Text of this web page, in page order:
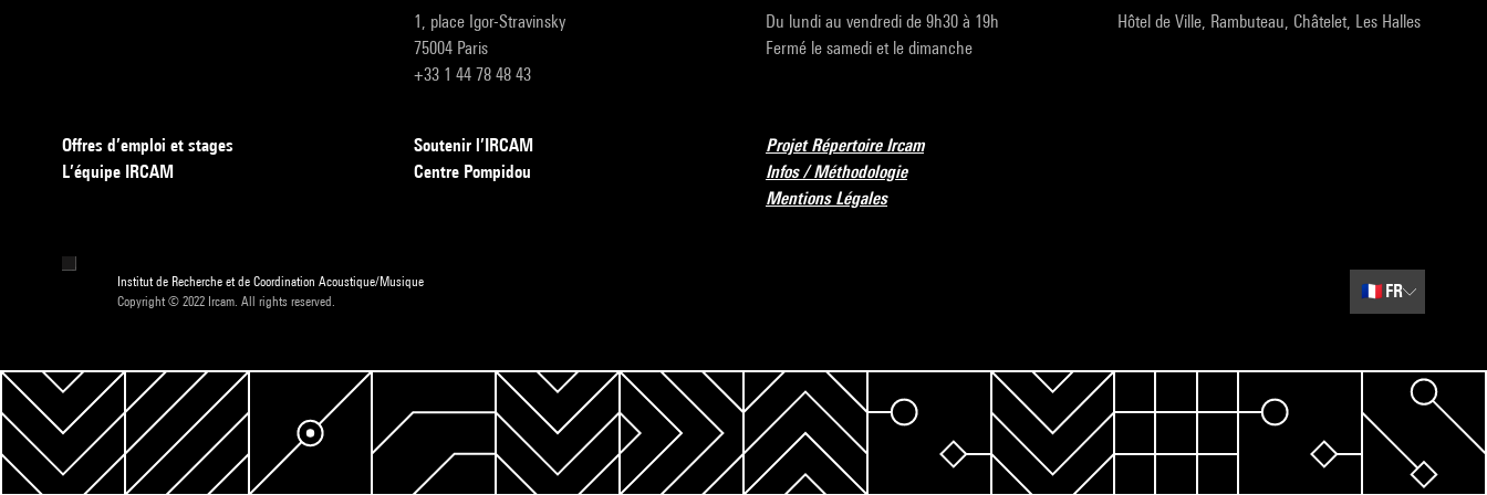
1, place Igor-Stravinsky
75004 Paris
+33 1 44 78 48 43
Du lundi au vendredi de 9h30 à 19h
Fermé le samedi et le dimanche
Hôtel de Ville, Rambuteau, Châtelet, Les Halles
Offres d’emploi et stages
L’équipe IRCAM
Soutenir l’IRCAM
Centre Pompidou
Projet Répertoire Ircam
Infos / Méthodologie
Mentions Légales
Institut de Recherche et de Coordination Acoustique/Musique
Copyright © 2022 Ircam. All rights reserved.
🇫🇷 FR